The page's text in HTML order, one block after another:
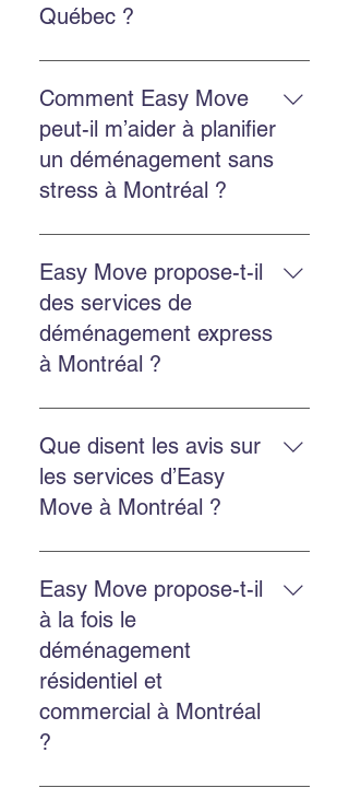
Québec ?
Oui. Easy Move intervient partout
au Québec, y compris Montréal,
Châteauguay et plusieurs autres
régions.
Comment Easy Move
peut-il m’aider à planifier
un déménagement sans
stress à Montréal ?
Planifiez à l’avance, obtenez une
soumission gratuite, choisissez
une équipe ponctuelle et utilisez
d’entreposage si besoin.
Easy Move propose-t-il
des services de
déménagement express
à Montréal ?
Oui. Easy Move propose des
services rapides et flexibles pour
réduire le stress et assurer un
déménagement efficace.
Que disent les avis sur
les services d’Easy
Move à Montréal ?
Les clients soulignent une équipe
professionnelle, ponctuelle,
efficace, et des prix raisonnables.
Easy Move propose-t-il
à la fois le
déménagement
résidentiel et
commercial à Montréal
?